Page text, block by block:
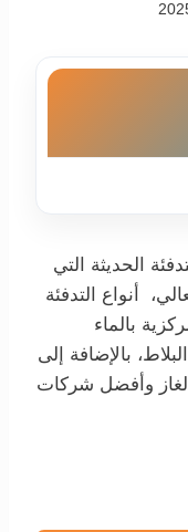
الحديثة التي
أنواع التدفئة
بالماء
بالإضافة إلى
وأفضل شركات